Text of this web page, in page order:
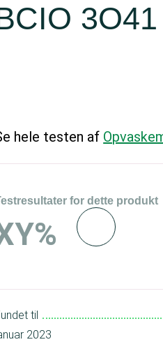
hele testen af
for dette produkt
til
2023